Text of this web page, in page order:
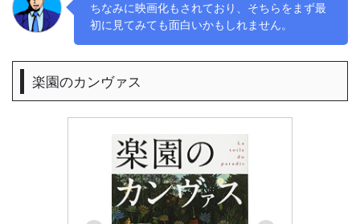
ちなみに映画化もされており、そちらをまず最
初に見てみても面白いかもしれません。
楽園のカンヴァス